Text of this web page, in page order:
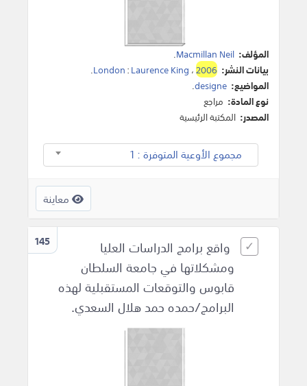
المؤلف: Macmillan Neil
.
بيانات النشر:
London:Laurence King ،2006
.
المواضيع: designe
.
نوع المادة: مراجع
المصدر: المكتبة الرئيسية
مجموع الأوعية المتوفرة : 1
معاينة
145
واقع برامج الدراسات العليا
ومشكلاتها في جامعة السلطان
قابوس والتوقعات المستقبلية لهذه
البرامج/حمده حمد هلال السعدي.